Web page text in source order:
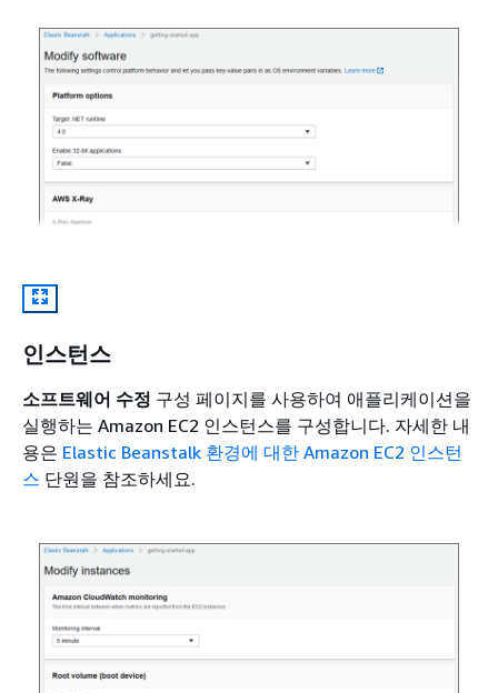
인스턴스
소프트웨어 수정 구성 페이지를 사용하여 애플리케이션을
실행하는 Amazon EC2 인스턴스를 구성합니다. 자세한 내
용은 Elastic Beanstalk 환경에 대한 Amazon EC2 인스턴
스 단원을 참조하세요.